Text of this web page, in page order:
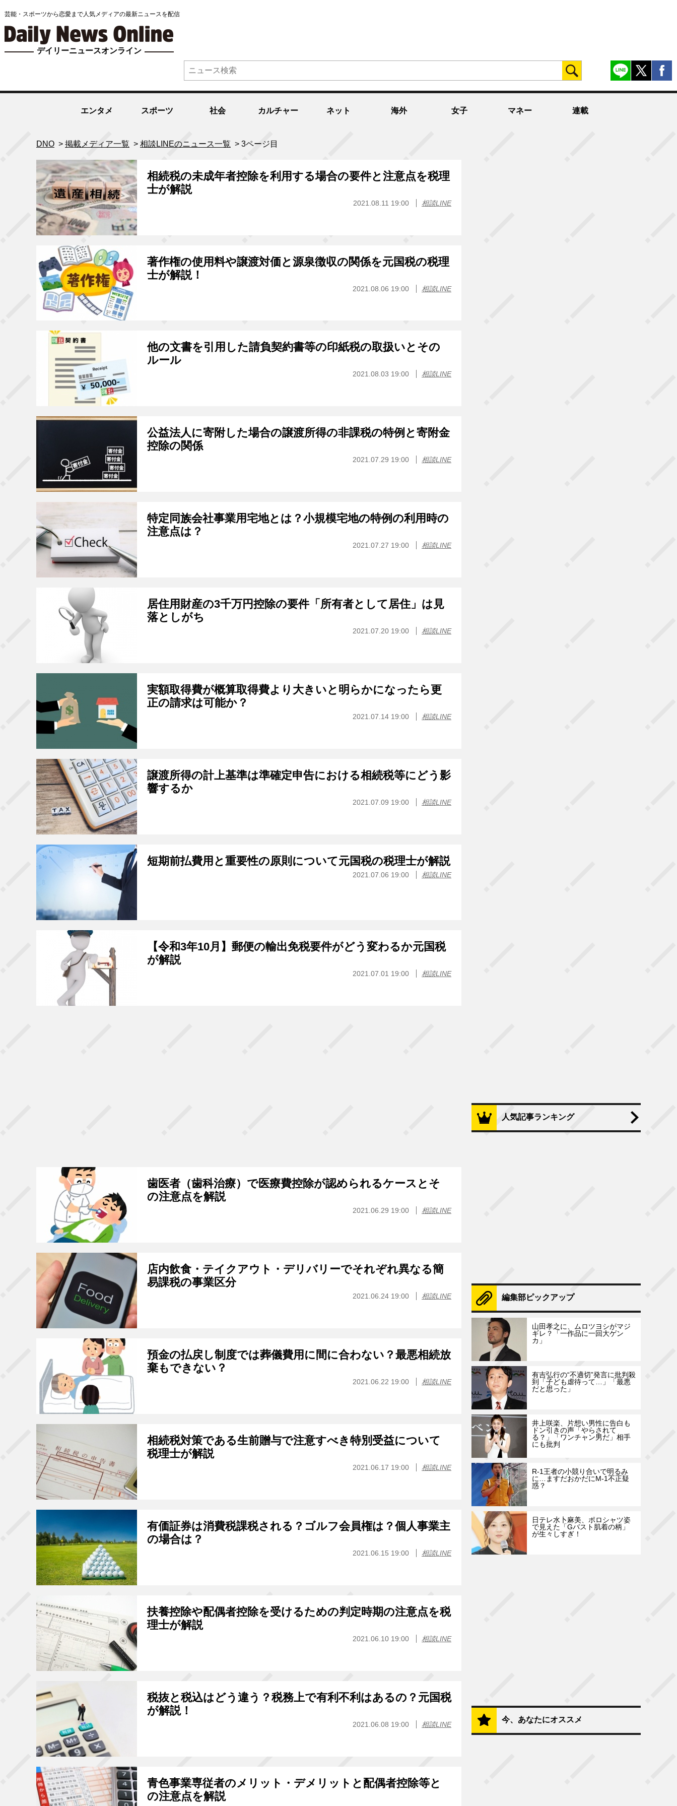
芸能・スポーツから恋愛まで人気メディアの最新ニュースを配信
デイリーニュースオンライン
エンタメ スポーツ 社会 カルチャー ネット 海外 女子 マネー 連載
DNO > 掲載メディア一覧 > 相談LINEのニュース一覧 > 3ページ目
相続税の未成年者控除を利用する場合の要件と注意点を税理
士が解説
2021.08.11 19:00 相談LINE
著作権の使用料や譲渡対価と源泉徴収の関係を元国税の税理
士が解説！
2021.08.06 19:00 相談LINE
他の文書を引用した請負契約書等の印紙税の取扱いとその
ルール
2021.08.03 19:00 相談LINE
公益法人に寄附した場合の譲渡所得の非課税の特例と寄附金
控除の関係
2021.07.29 19:00 相談LINE
特定同族会社事業用宅地とは？小規模宅地の特例の利用時の
注意点は？
2021.07.27 19:00 相談LINE
居住用財産の3千万円控除の要件「所有者として居住」は見
落としがち
2021.07.20 19:00 相談LINE
実額取得費が概算取得費より大きいと明らかになったら更
正の請求は可能か？
2021.07.14 19:00 相談LINE
譲渡所得の計上基準は準確定申告における相続税等にどう影
響するか
2021.07.09 19:00 相談LINE
短期前払費用と重要性の原則について元国税の税理士が解説
2021.07.06 19:00 相談LINE
【令和3年10月】郵便の輸出免税要件がどう変わるか元国税
が解説
2021.07.01 19:00 相談LINE
歯医者（歯科治療）で医療費控除が認められるケースとそ
の注意点を解説
2021.06.29 19:00 相談LINE
店内飲食・テイクアウト・デリバリーでそれぞれ異なる簡
易課税の事業区分
2021.06.24 19:00 相談LINE
預金の払戻し制度では葬儀費用に間に合わない？最悪相続放
棄もできない？
2021.06.22 19:00 相談LINE
相続税対策である生前贈与で注意すべき特別受益について
税理士が解説
2021.06.17 19:00 相談LINE
有価証券は消費税課税される？ゴルフ会員権は？個人事業主
の場合は？
2021.06.15 19:00 相談LINE
扶養控除や配偶者控除を受けるための判定時期の注意点を税
理士が解説
2021.06.10 19:00 相談LINE
税抜と税込はどう違う？税務上で有利不利はあるの？元国税
が解説！
2021.06.08 19:00 相談LINE
青色事業専従者のメリット・デメリットと配偶者控除等と
の注意点を解説
人気記事ランキング
編集部ピックアップ
山田孝之に、ムロツヨシがマジ
ギレ？「一作品に一回大ゲン
カ」
有吉弘行の“不適切”発言に批判殺
到「子ども虐待って…」「最悪
だと思った」
井上咲楽、片想い男性に告白も
ドン引きの声「やらされて
る？」「ワンチャン男だ」相手
にも批判
R-1王者の小競り合いで明るみ
に…ますだおかだにM-1不正疑
惑？
日テレ水卜麻美、ポロシャツ姿
で見えた「Gバスト肌着の柄」
が生々しすぎ！
今、あなたにオススメ